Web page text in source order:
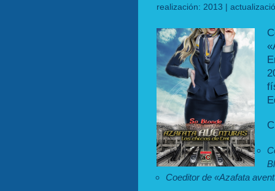
realización: 2013 |
Coeditor de «Azafata